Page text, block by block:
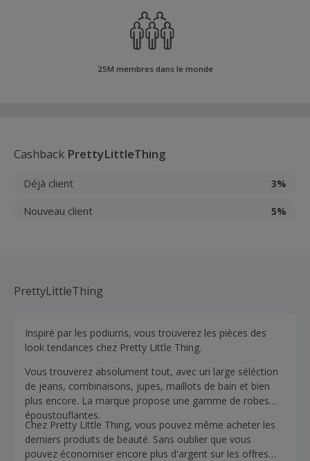
25M membres dans le monde
Cashback PrettyLittleThing
Déjà client 3%
Nouveau client 5%
PrettyLittleThing
Inspiré par les podiums, vous trouverez les pièces des
look tendances chez Pretty Little Thing.
Vous trouverez absolument tout, avec un large séléction
de jeans, combinaisons, jupes, maillots de bain et bien
plus encore. La marque propose une gamme de robes
époustouflantes.
Chez Pretty Little Thing, vous pouvez même acheter les
derniers produits de beauté. Sans oublier que vous
pouvez économiser encore plus d'argent sur les offres